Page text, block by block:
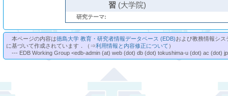
習 (大学院)
研究テーマ:
本ページの内容は徳島大学 教育・研究者情報データベース (EDB)および教務情報シ
に基づいて作成されています．（⇒利用情報と内容修正について ）
--- EDB Working Group <edb-admin (at) web (dot) db (dot) tokushima-u (dot) ac (dot)